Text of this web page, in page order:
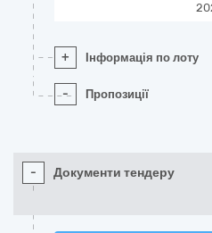
+ Інформація по лоту
- Пропозиції
- Документи тендеру